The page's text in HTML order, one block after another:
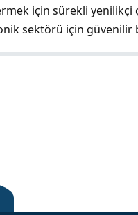
için sürekli yenilikçi
sektörü için güvenilir